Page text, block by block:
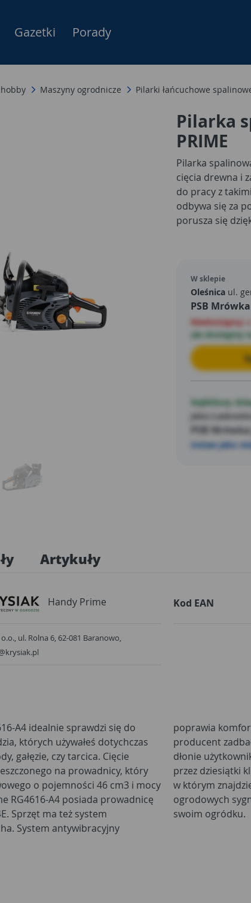
Menu
Gazetki Porady
Maszyny ogrodnicze Pilarki łańcuchowe
Pilarka
PRIME
Pilarka
cięcia drewna i
do pracy z
odbywa się za
porusza się
mocy 1,8 kW.
poprawia
producent
dłonie
przez dziesiątki
internetowego,
sprzętów
również w
W sklepie
Oleśnica ul.
PSB
Niedostępny
ale dostępny
Najbliższy
Jelcz-
PSB
Ustaw jako
Artykuły
Handy Prime
ul. Rolna 6, 62-081 Baranowo,
Kod EAN
A4 idealnie sprawdzi się do
których używałeś dotychczas
gałęzie, czy tarcica. Cięcie
na prowadnicy, który
o pojemności 46 cm3 i mocy
RG4616-A4 posiada prowadnicę
Sprzęt ma też system
System antywibracyjny
O bezpieczeństwo
i osłony chroniące
Prime została doceniona już
z naszego sklepu internetowego,
innych praktycznych sprzętów
Wypróbuj je już teraz również w
swoim ogródku.